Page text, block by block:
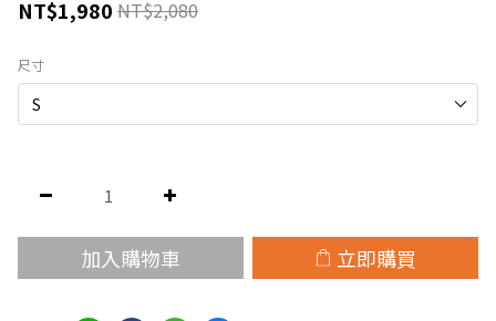
NT$1,980 NT$2,080
尺寸
加入購物車 立即購買